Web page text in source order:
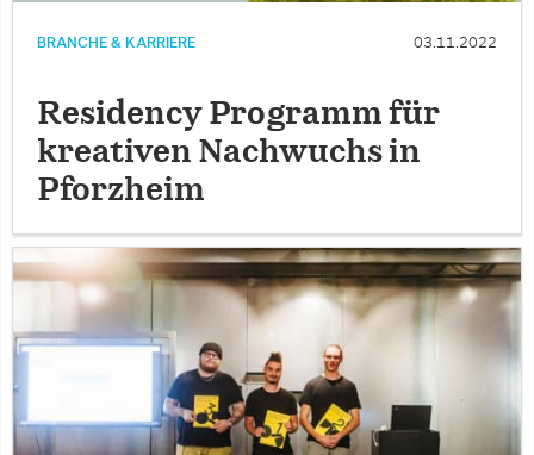
BRANCHE & KARRIERE 03.11.2022
Residency Programm für
kreativen Nachwuchs in
Pforzheim